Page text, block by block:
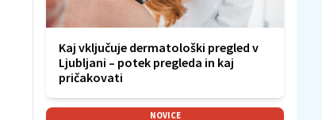
Kaj vključuje dermatološki pregled v
Ljubljani – potek pregleda in kaj
pričakovati
NOVICE